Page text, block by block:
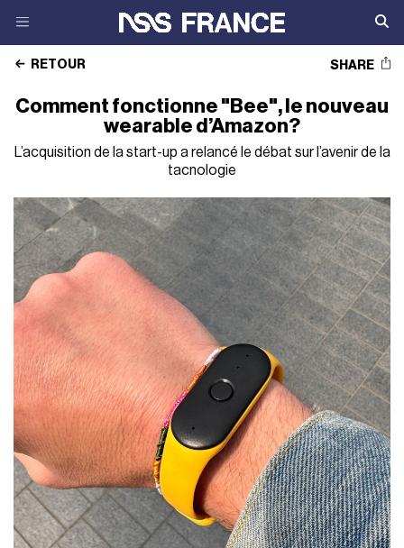
RETOUR SHARE
Comment fonctionne "Bee", le nouveau
wearable d’Amazon?
L’acquisition de la start-up a relancé le débat sur l’avenir de la
tacnologie